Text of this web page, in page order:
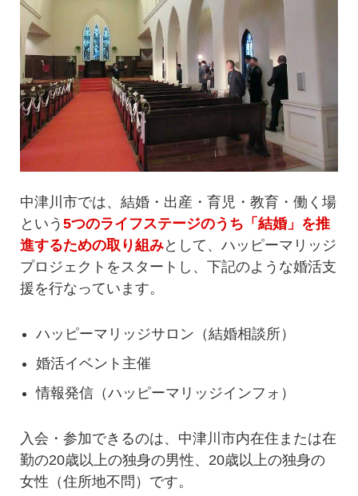
中津川市では、結婚・出産・育児・教育・働く場
という5つのライフステージのうち「結婚」を推
進するための取り組みとして、ハッピーマリッジ
プロジェクトをスタートし、下記のような婚活支
援を行なっています。
ハッピーマリッジサロン（結婚相談所）
婚活イベント主催
情報発信（ハッピーマリッジインフォ）
入会・参加できるのは、中津川市内在住または在
勤の20歳以上の独身の男性、20歳以上の独身の
女性（住所地不問）です。